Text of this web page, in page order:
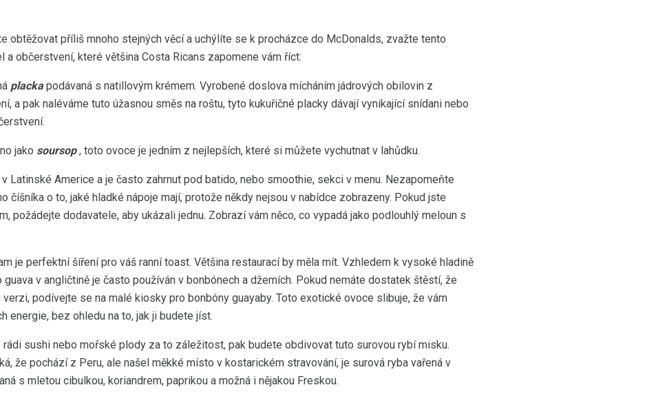
obtěžovat příliš mnoho stejných věcí a uchýlíte se k procházce do McDonalds, zvažte tento
a občerstvení, které většina Costa Ricans zapomene vám říct:
plackapodávaná s natillovým krémem. Vyrobené doslova mícháním jádrových obilovin z
a pak naléváme tuto úžasnou směs na roštu, tyto kukuřičné placky dávají vynikající snídani nebo
jako soursop, toto ovoce je jedním z nejlepších, které si můžete vychutnat v lahůdku.
Latinské Americe a je často zahrnut pod batido, nebo smoothie, sekci v menu. Nezapomeňte
číšníka o to, jaké hladké nápoje mají, protože někdy nejsou v nabídce zobrazeny. Pokud jste
požádejte dodavatele, aby ukázali jednu. Zobrazí vám něco, co vypadá jako podlouhlý meloun s
je perfektní šíření pro váš ranní toast. Většina restaurací by měla mít. Vzhledem k vysoké hladině
guava v angličtině je často používán v bonbónech a džemích. Pokud nemáte dostatek štěstí, že
podívejte se na malé kiosky pro bonbóny guayaby. Toto exotické ovoce slibuje, že vám
energie, bez ohledu na to, jak ji budete jíst.
sushi nebo mořské plody za to záležitost, pak budete obdivovat tuto surovou rybí misku.
že pochází z Peru, ale našel měkké místo v kostarickém stravování, je surová ryba vařená v
s mletou cibulkou, koriandrem, paprikou a možná i nějakou Freskou.